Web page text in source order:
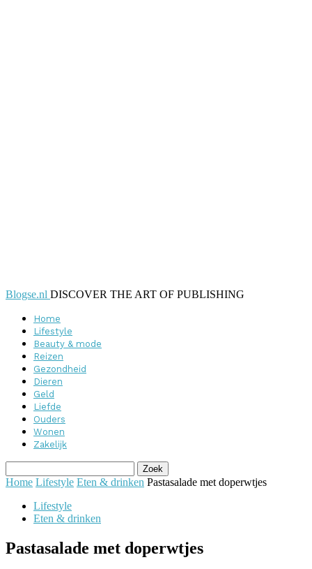
Blogse.nl DISCOVER THE ART OF PUBLISHING
Home
Lifestyle
Beauty & mode
Reizen
Gezondheid
Dieren
Geld
Liefde
Ouders
Wonen
Zakelijk
Home Lifestyle Eten & drinken Pastasalade met doperwtjes
Lifestyle
Eten & drinken
Pastasalade met doperwtjes